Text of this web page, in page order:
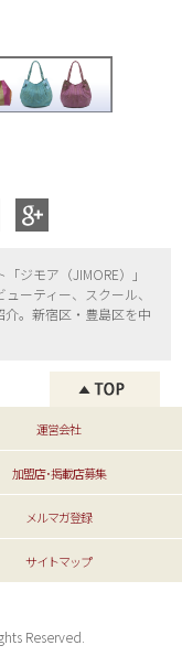
「ジモア（JIMORE）」
ーティー、
スクール、
。新宿区・ 豊島区を中
運営会社
加盟店･掲載店募集
メルマガ登録
サイトマップ
Reserved.